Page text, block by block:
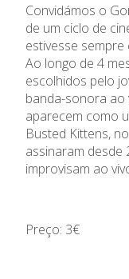
Convidámos o
de um ciclo de
estivesse
Ao longo de 4
escolhidos pelo
banda-sonora ao
aparecem como
Busted Kittens,
assinaram desde
improvisam ao
Preço: 3€